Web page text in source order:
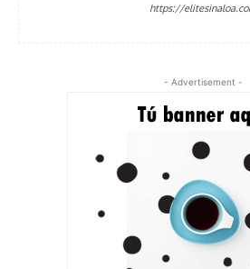
https://
- Advertisement -